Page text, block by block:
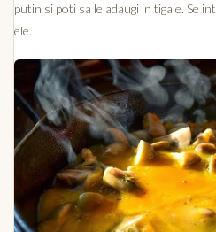
putin si poti sa le adaugi in tigaie. Se
ele.